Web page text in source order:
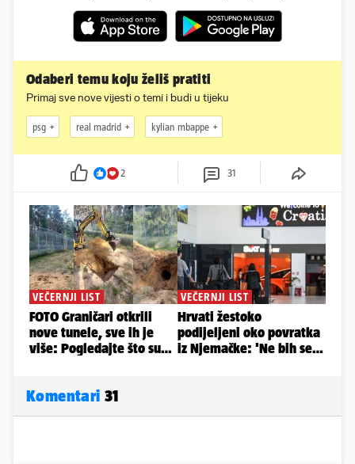
Odaberi temu koju želiš pratiti
Primaj sve nove vijesti o temi i budi u tijeku
psg real madrid kylian mbappe
2 31
Komentari 31